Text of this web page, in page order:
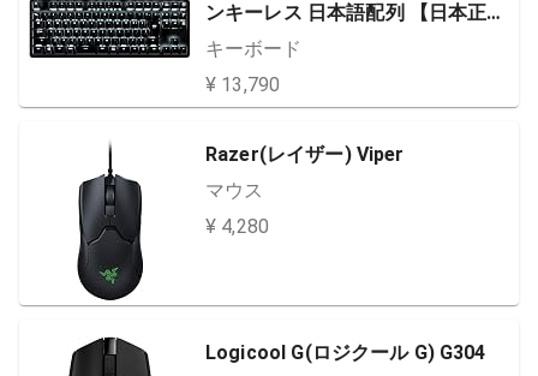
ンキーレス 日本語配列 【日本正規
代理店保証品】 RZ03-02640700-R
3J1
キーボード
¥ 13,790
Razer(レイザー) Viper
マウス
¥ 4,280
Logicool G(ロジクール G) G304